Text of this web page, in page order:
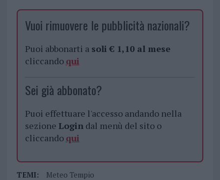
Vuoi rimuovere le pubblicità nazionali?
Puoi abbonarti a soli € 1,10 al mese
cliccando qui
Sei già abbonato?
Puoi effettuare l'accesso andando nella
sezione Logindal menù del sito o
cliccando qui
TEMI: Meteo Tempio